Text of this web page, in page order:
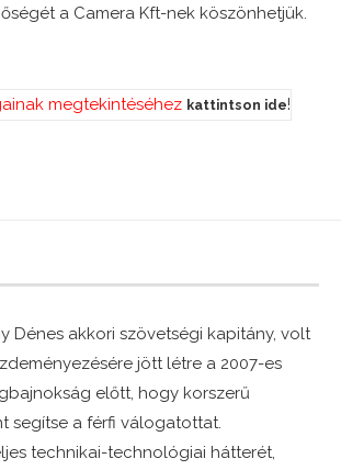
a Camera Kft-nek köszönhetjük.
megtekintéséhez kattintson ide!
Dénes akkori szövetségi kapitány, volt
jött létre a 2007-es
előtt, hogy korszerű
segítse a férfi válogatottat.
technikai-technológiai hátterét,